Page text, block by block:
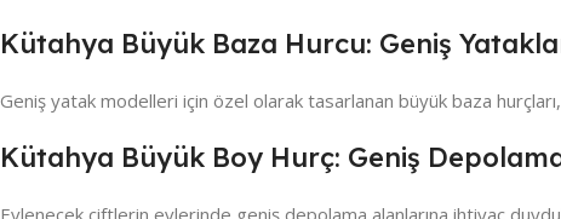
Kütahya Büyük Baza Hurcu: Geniş
Geniş yatak modelleri için özel olarak tasarlanan büyük baza
Kütahya Büyük Boy Hurç: Geniş
Evlenecek çiftlerin evlerinde geniş depolama alanlarına ihtiyaç